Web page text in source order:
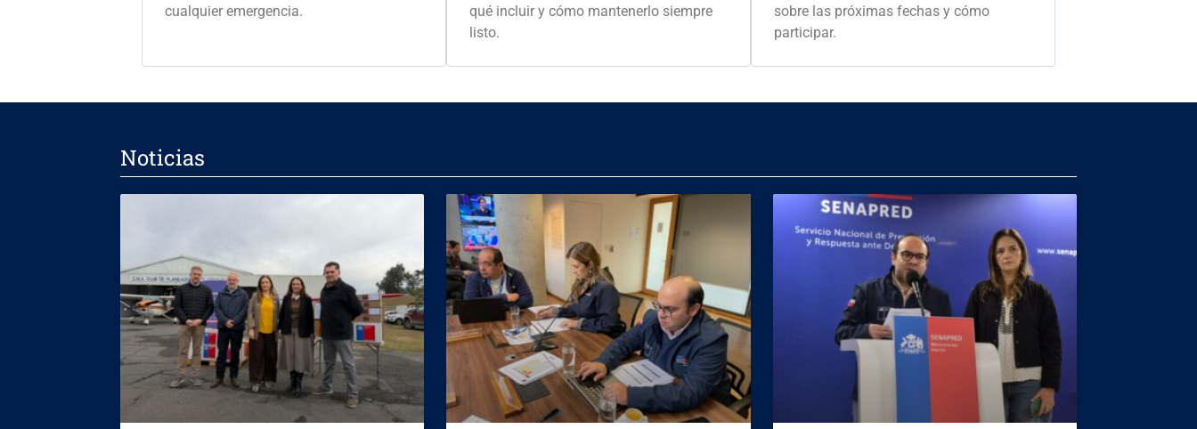
cualquier emergencia.
qué incluir y cómo mantenerlo siempre
listo.
sobre las próximas fechas y cómo
participar.
Noticias